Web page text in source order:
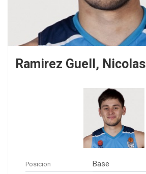
Ramirez Guell, Nicolas
Posicion Base